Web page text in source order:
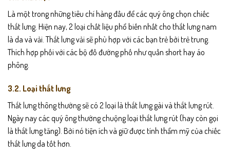
Là một trong những tiêu chí hàng đầu để các quý ông chọn chiếc
thắt lưng. Hiện nay, 2 loại chất liệu phổ biến nhất cho thắt lưng nam
là da và vải. Thắt lưng vải sẽ phù hợp với các bạn trẻ bởi trẻ trung.
Thích hợp phối với các bộ đồ đường phố như quần short hay áo
phông.
3.2. Loại thắt lưng
Thắt lưng thông thường sẽ có 2 loại là thắt lưng gài và thắt lưng rút.
Ngày nay các quý ông thường chuộng loại thắt lưng rút (hay còn gọi
là thắt lưng tăng). Bởi nó tiện ích và giữ được tính thẩm mỹ của chiếc
thắt lưng da tốt hơn.